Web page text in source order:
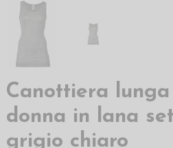
Canottiera
donna in lana
grigio chiaro